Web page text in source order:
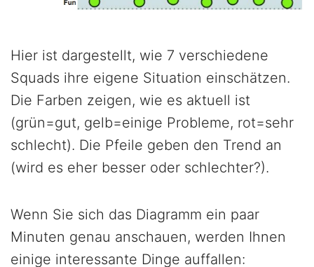
Hier ist dargestellt, wie 7 verschiedene
Squads ihre eigene Situation einschätzen.
Die Farben zeigen, wie es aktuell ist
(grün=gut, gelb=einige Probleme, rot=sehr
schlecht). Die Pfeile geben den Trend an
(wird es eher besser oder schlechter?).
Wenn Sie sich das Diagramm ein paar
Minuten genau anschauen, werden Ihnen
einige interessante Dinge auffallen: